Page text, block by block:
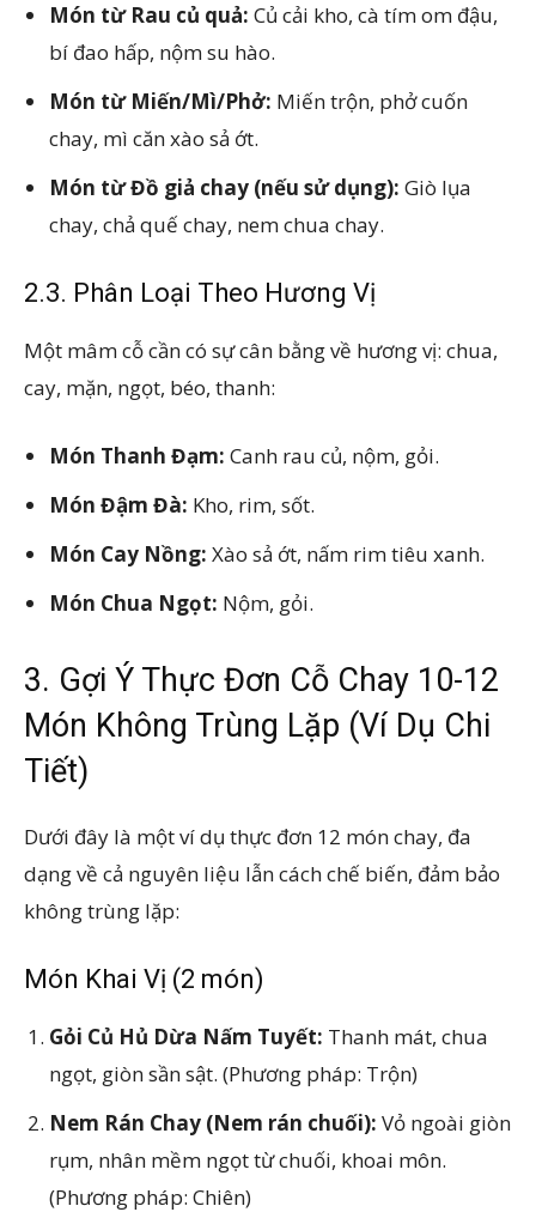
Món từ Rau củ quả: Củ cải kho, cà tím om đậu,
bí đao hấp, nộm su hào.
Món từ Miến/Mì/Phở: Miến trộn, phở cuốn
chay, mì căn xào sả ớt.
Món từ Đồ giả chay (nếu sử dụng): Giò lụa
chay, chả quế chay, nem chua chay.
2.3. Phân Loại Theo Hương Vị
Một mâm cỗ cần có sự cân bằng về hương vị: chua,
cay, mặn, ngọt, béo, thanh:
Món Thanh Đạm: Canh rau củ, nộm, gỏi.
Món Đậm Đà: Kho, rim, sốt.
Món Cay Nồng: Xào sả ớt, nấm rim tiêu xanh.
Món Chua Ngọt: Nộm, gỏi.
3. Gợi Ý Thực Đơn Cỗ Chay 10-12
Món Không Trùng Lặp (Ví Dụ Chi
Tiết)
Dưới đây là một ví dụ thực đơn 12 món chay, đa
dạng về cả nguyên liệu lẫn cách chế biến, đảm bảo
không trùng lặp:
Món Khai Vị (2 món)
Gỏi Củ Hủ Dừa Nấm Tuyết: Thanh mát, chua
ngọt, giòn sần sật. (Phương pháp: Trộn)
Nem Rán Chay (Nem rán chuối): Vỏ ngoài giòn
rụm, nhân mềm ngọt từ chuối, khoai môn.
(Phương pháp: Chiên)